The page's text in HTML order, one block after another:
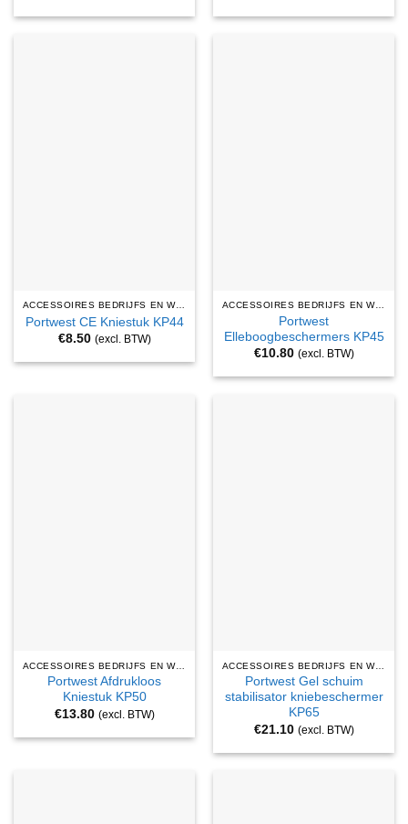
ACCESSOIRES BEDRIJFS EN WERKKLEDING
Portwest CE Kniestuk KP44
€8.50 (excl. BTW)
ACCESSOIRES BEDRIJFS EN WERKKLEDING
Portwest
Elleboogbeschermers KP45
€10.80 (excl. BTW)
ACCESSOIRES BEDRIJFS EN WERKKLEDING
Portwest Afdrukloos
Kniestuk KP50
€13.80 (excl. BTW)
ACCESSOIRES BEDRIJFS EN WERKKLEDING
Portwest Gel schuim
stabilisator kniebeschermer
KP65
€21.10 (excl. BTW)